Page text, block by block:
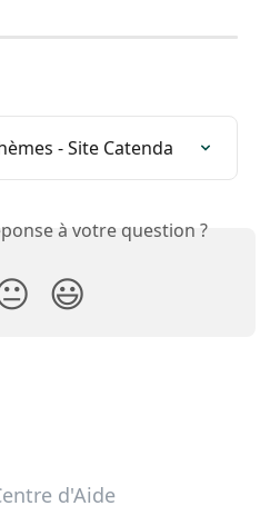
- Site Catenda
à votre question ?
😃
d'Aide